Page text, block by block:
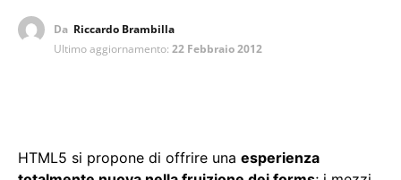
Da Riccardo Brambilla
Ultimo aggiornamento: 22 Febbraio 2012
HTML5 si propone di offrire una esperienza